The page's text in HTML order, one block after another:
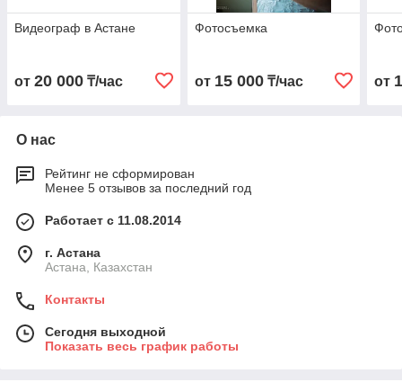
Видеограф в Астане
от 20 000 ₸/час
Фотосъемка
от 15 000₸/час от
О нас
Рейтинг не сформирован
Менее 5 отзывов за последний год
Работает с 11.08.2014
г. Астана
Астана, Казахстан
Контакты
Сегодня выходной
Показать весь график работы